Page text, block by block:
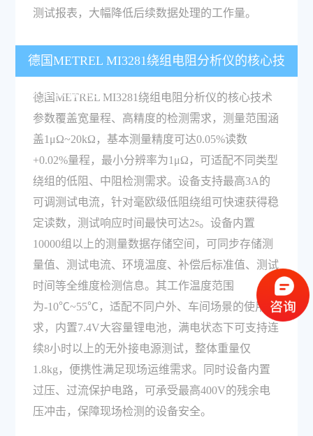
测试报表，大幅降低后续数据处理的工作量。
德国METREL MI3281绕组电阻分析仪的核心技
术参数有哪些？
德国METREL MI3281绕组电阻分析仪的核心技术
参数覆盖宽量程、高精度的检测需求，测量范围涵
盖1μΩ~20kΩ，基本测量精度可达0.05%读数
+0.02%量程，最小分辨率为1μΩ，可适配不同类型
绕组的低阻、中阻检测需求。设备支持最高3A的
可调测试电流，针对毫欧级低阻绕组可快速获得稳
定读数，测试响应时间最快可达2s。设备内置
10000组以上的测量数据存储空间，可同步存储测
量值、测试电流、环境温度、补偿后标准值、测试
时间等全维度检测信息。其工作温度范围
为-10℃~55℃，适配不同户外、车间场景的使用需
求，内置7.4V大容量锂电池，满电状态下可支持连
续8小时以上的无外接电源测试，整体重量仅
1.8kg，便携性满足现场运维需求。同时设备内置
过压、过流保护电路，可承受最高400V的残余电
压冲击，保障现场检测的设备安全。